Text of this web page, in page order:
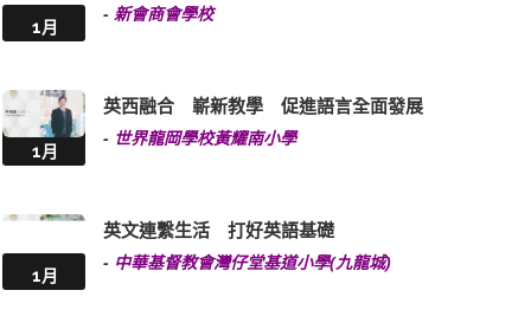
1月
- 新會商會學校
1月
英西融合 嶄新教學 促進語言全面發展
- 世界龍岡學校黃耀南小學
1月
英文連繫生活 打好英語基礎
- 中華基督教會灣仔堂基道小學(九龍城)